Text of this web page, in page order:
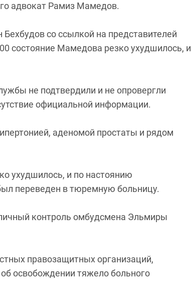
адвокат Рамиз Мамедов.
со ссылкой на представителей
состояние Мамедова резко ухудшилось, и
не подтвердили и не опровергли
официальной информации.
аденомой простаты и рядом
ухудшилось, и по настоянию
переведен в тюремную больницу.
контроль омбудсмена Эльмиры
правозащитных организаций,
об освобождении тяжело больного